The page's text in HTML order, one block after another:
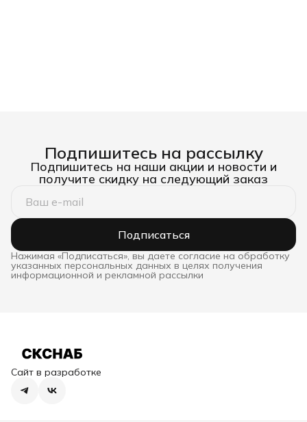
Подпишитесь на рассылку
Подпишитесь на наши акции и новости и
получите скидку на следующий заказ
Подписаться
Нажимая «Подписаться», вы даете согласие на обработку
указанных персональных данных в целях получения
информационной и рекламной рассылки
Сайт в разработке